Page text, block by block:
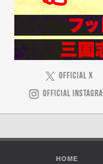
OFFICIAL X
OFFICIAL
HOME